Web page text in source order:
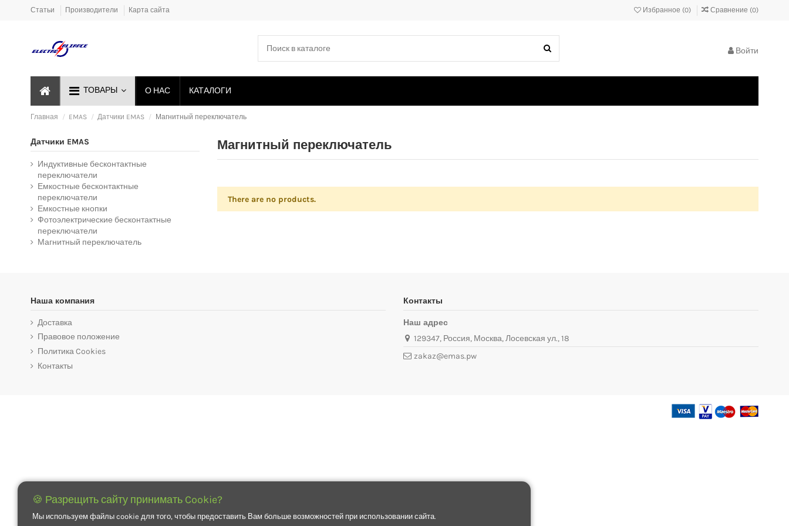
Статьи Производители Карта сайта Избранное (0) Сравнение (0)
Войти
ТОВАРЫ О НАС КАТАЛОГИ
Главная EMAS Датчики EMAS Магнитный переключатель
Магнитный переключатель
There are no products.
Датчики EMAS
Индуктивные бесконтактные
переключатели
Емкостные бесконтактные
переключатели
Емкостные кнопки
Фотоэлектрические бесконтактные
переключатели
Магнитный переключатель
Наша компания
Доставка
Правовое положение
Политика Cookies
Контакты
Контакты
Наш адрес
129347, Россия, Москва, Лосевская ул., 18
zakaz@emas.pw
🍪 Разрещить сайту принимать Cookie?
Мы используем файлы cookie для того, чтобы предоставить Вам больше возможностей при использовании сайта.